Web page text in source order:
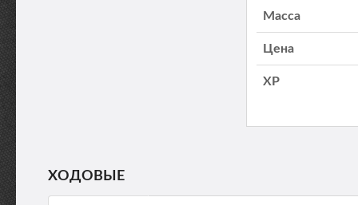
Масса
Цена
XP
ХОДОВЫЕ